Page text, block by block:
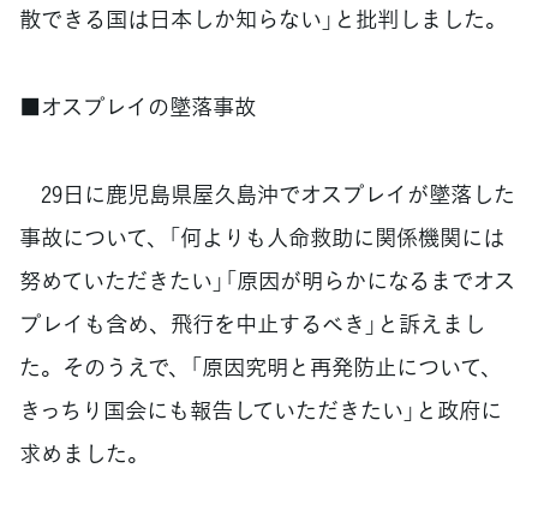
散できる国は日本しか知らない」と批判しました。
■オスプレイの墜落事故
29日に鹿児島県屋久島沖でオスプレイが墜落した
事故について、「何よりも人命救助に関係機関には
努めていただきたい」「原因が明らかになるまでオス
プレイも含め、飛行を中止するべき」と訴えまし
た。そのうえで、「原因究明と再発防止について、
きっちり国会にも報告していただきたい」と政府に
求めました。